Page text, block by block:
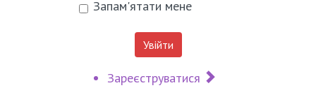
Запам'ятати мене
Увійти
Зареєструватися